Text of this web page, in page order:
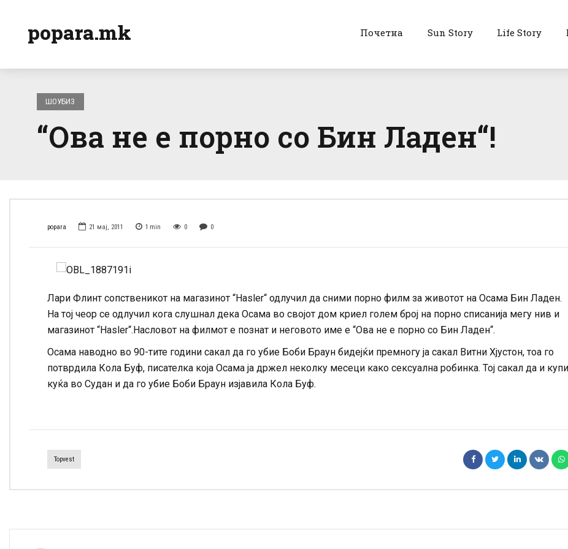
popara.mk Почетна Sun Story Life Story
ШОУБИЗ
“Ова не е порно со Бин Ладен“!
popara 21 мај, 2011 1 min 0 0
Лари Флинт сопственикот на магазинот “Hasler“ одлучил да сними порно филм за животот на Осама Бин Ладен.
На тој чеор се одлучил кога слушнал дека Осама во својот дом криел голем број на порно списанија мегу нив и
магазинот “Hasler“.Насловот на филмот е познат и неговото име е “Ова не е порно со Бин Ладен“.
Осама наводно во 90-тите години сакал да го убие Боби Браун бидејќи премногу ја сакал Витни Хјустон, тоа го
потврдила Кола Буф, писателка која Осама ја држел неколку месеци како сексуална робинка. Тој сакал да и купи
куќа во Судан и да го убие Боби Браун изјавила Кола Буф.
Topvest